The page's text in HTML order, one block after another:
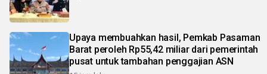
Upaya membuahkan hasil, Pemkab Pasaman
Barat peroleh Rp55,42 miliar dari pemerintah
pusat untuk tambahan penggajian ASN